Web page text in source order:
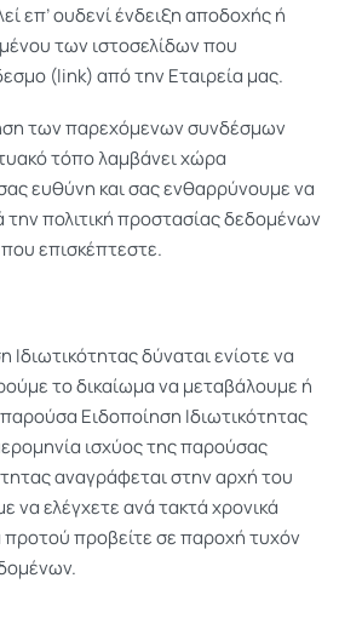
επ’ ουδενί ένδειξη αποδοχής ή
των ιστοσελίδων που
(link) από την Εταιρεία μας.
των παρεχόμενων συνδέσμων
τόπο λαμβάνει χώρα
ευθύνη και σας ενθαρρύνουμε να
την πολιτική προστασίας δεδομένων
επισκέπτεστε.
δύναται ενίοτε να
το δικαίωμα να μεταβάλουμε ή
Ειδοποίηση Ιδιωτικότητας
ισχύος της παρούσας
αναγράφεται στην αρχή του
να ελέγχετε ανά τακτά χρονικά
προτού προβείτε σε παροχή τυχόν